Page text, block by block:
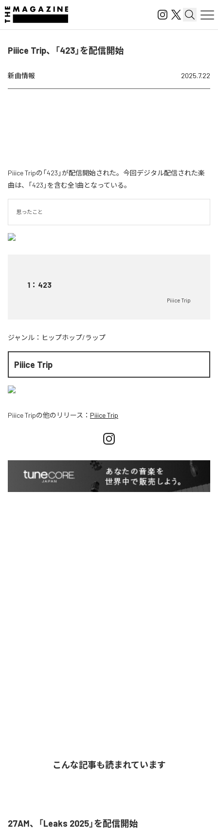
Piiice Trip、「423」を配信開始
新曲情報 2025.7.22
Piiice Tripの「423」が配信開始された。今回デジタル配信された楽
曲は、「423」を含む全1曲となっている。
思ったこと
1 ： 423
Piiice Trip
ジャンル： ヒップホップ/ラップ
Piiice Trip
Piiice Tripの他のリリース： Piiice Trip
こんな記事も読まれています
27AM、「Leaks 2025」を配信開始